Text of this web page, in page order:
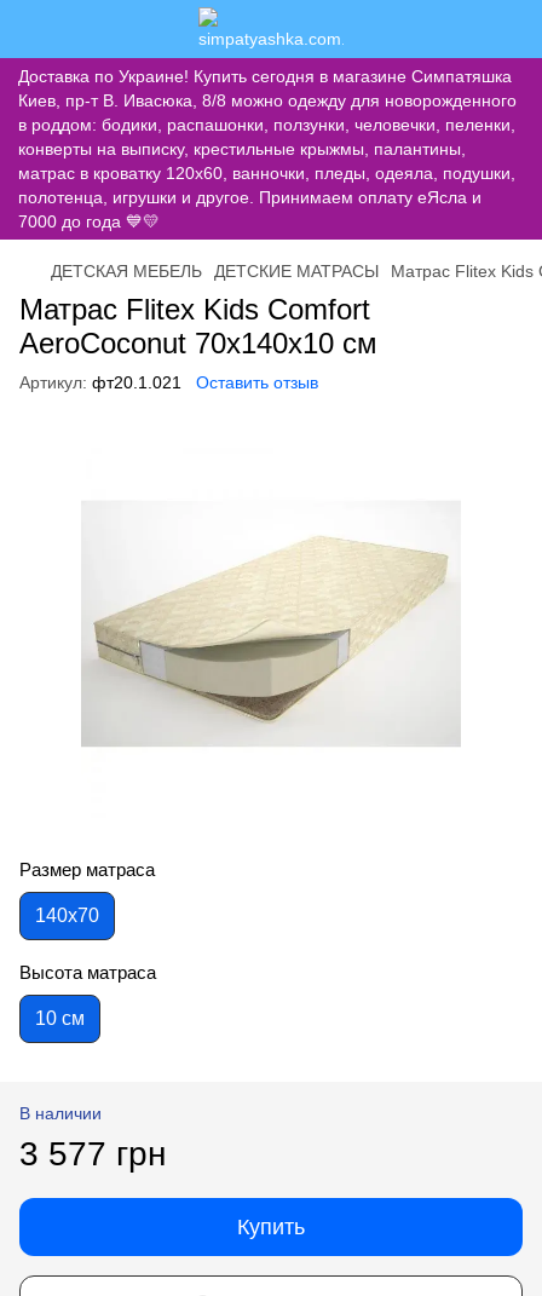
Доставка по Украине! Купить сегодня в магазине Симпатяшка
Киев, пр-т В. Ивасюка, 8/8 можно одежду для новорожденного
в роддом: бодики, распашонки, ползунки, человечки, пеленки,
конверты на выписку, крестильные крыжмы, палантины,
матрас в кроватку 120х60, ванночки, пледы, одеяла, подушки,
полотенца, игрушки и другое. Принимаем оплату еЯсла и
7000 до года 💙💛
ДЕТСКАЯ МЕБЕЛЬ ДЕТСКИЕ МАТРАСЫ Матрас Flitex Kids
Матрас Flitex Kids Comfort
AeroCoconut 70х140х10 см
Артикул: фт20.1.021 Оставить отзыв
Размер матраса
140х70
Высота матраса
10 см
В наличии
3 577 грн
Купить